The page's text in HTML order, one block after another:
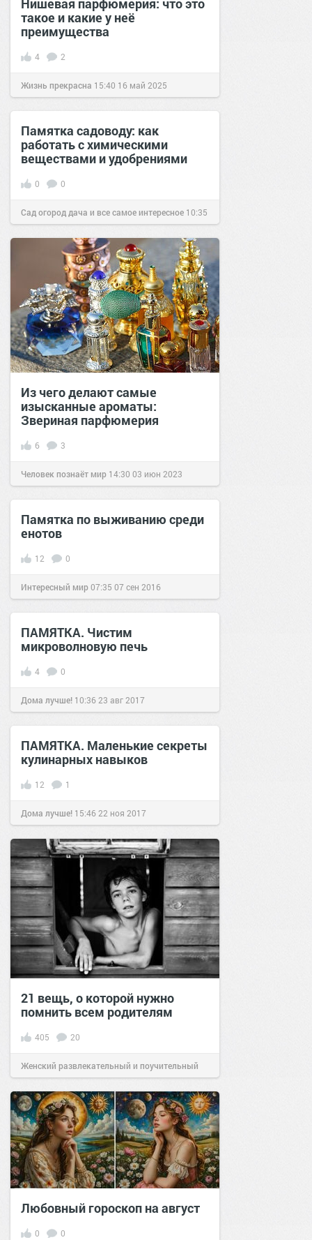
Нишевая парфюмерия: что это
такое и какие у неё
преимущества
4 2
Жизнь прекрасна 15:40 16 май 2025
Памятка садоводу: как
работать с химическими
веществами и удобрениями
0 0
Сад огород дача и все самое интересное 10:35
15 дек 2016
Из чего делают самые
изысканные ароматы:
Звериная парфюмерия
6 3
Человек познаёт мир 14:30 03 июн 2023
Памятка по выживанию среди
енотов
12 0
Интересный мир07:35 07 сен 2016
ПАМЯТКА. Чистим
микроволновую печь
4 0
Дома лучше! 10:3623 авг 2017
ПАМЯТКА. Маленькие секреты
кулинарных навыков
12 1
Дома лучше! 15:4622 ноя 2017
21 вещь, о которой нужно
помнить всем родителям
405 20
Женский развлекательный и поучительный
сайт.18:1317 сен 2020
Любовный гороскоп на август
0 0